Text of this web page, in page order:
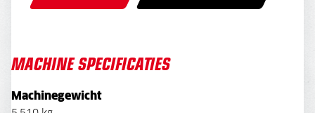
MACHINE SPECIFICATIES
Machinegewicht